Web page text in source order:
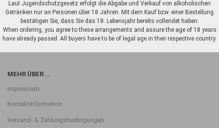
Laut Jugendschutzgesetz erfolgt die Abgabe und Verkauf von alkoholischen
Getränken nur an Personen über 18 Jahren. Mit dem Kauf bzw. einer Bestellung
bestätigen Sie, dass Sie das 18. Lebensjahr bereits vollendet haben.
When ordering, you agree to these arrangements and assure the age of 18 years
have already passed. All buyers have to be of legal age in their respective country.
MEHR ÜBER...
Impressum
Kontaktinformation
Versand- & Zahlungsbedingungen